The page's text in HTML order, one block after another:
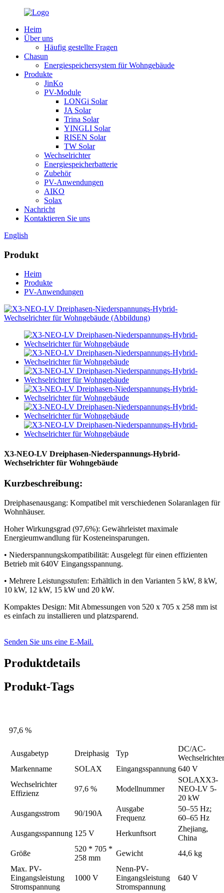
Heim
Über uns
Häufig gestellte Fragen
Chasun
Energiespeichersystem für Wohngebäude
Produkte
JinKo
PV-Module
LONGi Solar
JA Solar
Trina Solar
YINGLI Solar
RISEN Solar
TW Solar
Wechselrichter
Energiespeicherbatterie
Zubehör
PV-Anwendungen
AIKO
Solax
Nachricht
Kontaktieren Sie uns
English
Produkt
Heim
Produkte
PV-Anwendungen
X3-NEO-LV Dreiphasen-Niederspannungs-Hybrid-
Wechselrichter für Wohngebäude
Kurzbeschreibung:
Dreiphasenausgang: Kompatibel mit verschiedenen Solaranlagen für
Wohnhäuser.
Hoher Wirkungsgrad (97,6%): Gewährleistet maximale
Energieumwandlung für Kosteneinsparungen.
• Niederspannungskompatibilität: Ausgelegt für einen effizienten
Betrieb mit 640V Eingangsspannung.
• Mehrere Leistungsstufen: Erhältlich in den Varianten 5 kW, 8 kW,
10 kW, 12 kW, 15 kW und 20 kW.
Kompaktes Design: Mit Abmessungen von 520 x 705 x 258 mm ist
es einfach zu installieren und platzsparend.
Senden Sie uns eine E-Mail.
Produktdetails
Produkt-Tags
97,6 %
Ausgabetyp Dreiphasig Typ
DC/AC-
Wechselrichter
Markenname
SOLAX Eingangsspannung 640 V
Wechselrichter
Effizienz
97,6 % Modellnummer
SOLAXX3-
NEO-LV 5-
20 kW
Ausgangsstrom
90/190A
Ausgabe
Frequenz
50–55 Hz;
60–65 Hz
Ausgangsspannung 125 V Herkunftsort
Zhejiang,
China
Größe
520 * 705 *
258 mm
Gewicht
44,6 kg
Max. PV-
Eingangsleistung
Stromspannung
1000 V
Nenn-PV-
Eingangsleistung
Stromspannung
640 V